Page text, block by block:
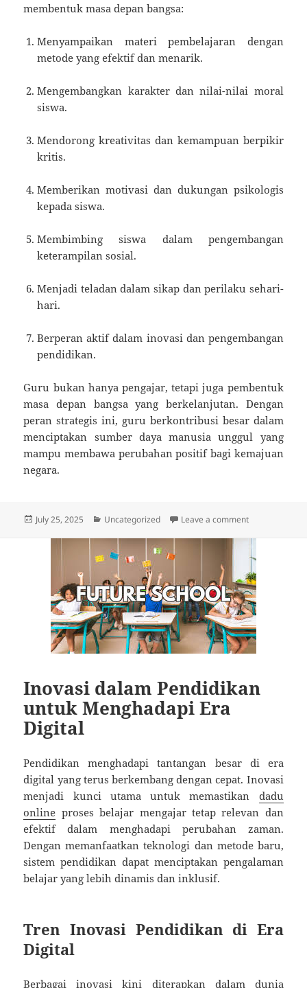
membentuk masa depan bangsa:
Menyampaikan materi pembelajaran dengan
metode yang efektif dan menarik.
Mengembangkan karakter dan nilai-nilai moral
siswa.
Mendorong kreativitas dan kemampuan berpikir
kritis.
Memberikan motivasi dan dukungan psikologis
kepada siswa.
Membimbing siswa dalam pengembangan
keterampilan sosial.
Menjadi teladan dalam sikap dan perilaku sehari-
hari.
Berperan aktif dalam inovasi dan pengembangan
pendidikan.
Guru bukan hanya pengajar, tetapi juga pembentuk
masa depan bangsa yang berkelanjutan. Dengan
peran strategis ini, guru berkontribusi besar dalam
menciptakan sumber daya manusia unggul yang
mampu membawa perubahan positif bagi kemajuan
negara.
Posted
July 25, 2025 Categories
Uncategorized Leave a commenton Peran Guru
Inovasi dalam Pendidikan
untuk Menghadapi Era
Digital
Pendidikan menghadapi tantangan besar di era
digital yang terus berkembang dengan cepat. Inovasi
menjadi kunci utama untuk memastikan dadu
online proses belajar mengajar tetap relevan dan
efektif dalam menghadapi perubahan zaman.
Dengan memanfaatkan teknologi dan metode baru,
sistem pendidikan dapat menciptakan pengalaman
belajar yang lebih dinamis dan inklusif.
Tren Inovasi Pendidikan di Era
Digital
Berbagai inovasi kini diterapkan dalam dunia